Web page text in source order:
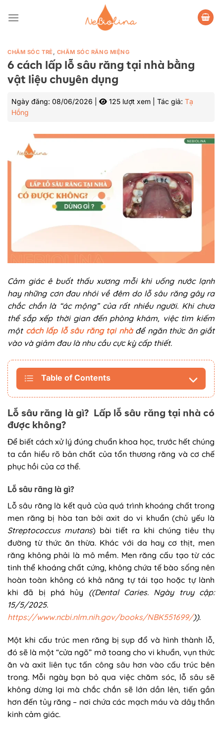
qua
CHĂM SÓC TRẺ, CHĂM SÓC RĂNG MIỆNG
6 cách lấp lỗ sâu răng tại nhà bằng
vật liệu chuyên dụng
Ngày đăng: 08/06/2026 125 lượt xem Tác giả: Tạ
Hồng
Cảm giác ê buốt thấu xương mỗi khi uống nước lạnh
hay những cơn đau nhói về đêm do lỗ sâu răng gây ra
chắc chắn là “ác mộng” của rất nhiều người. Khi chưa
thể sắp xếp thời gian đến phòng khám, việc tìm kiếm
một cách lấp lỗ sâu răng tại nhàđể ngăn thức ăn giắt
vào và giảm đau là nhu cầu cực kỳ cấp thiết.
Table of Contents
Lỗ sâu răng là gì? Lấp lỗ sâu răng tại nhà có
được không?
Để biết cách xử lý đúng chuẩn khoa học, trước hết chúng
ta cần hiểu rõ bản chất của tổn thương răng và cơ chế
phục hồi của cơ thể.
Lỗ sâu răng là gì?
Lỗ sâu răng là kết quả của quá trình khoáng chất trong
men răng bị hòa tan bởi axit do vi khuẩn (chủ yếu là
Streptococcus mutans) bài tiết ra khi chúng tiêu thụ
đường từ thức ăn thừa. Khác với da hay cơ thịt, men
răng không phải là mô mềm. Men răng cấu tạo từ các
tinh thể khoáng chất cứng, không chứa tế bào sống nên
hoàn toàn không có khả năng tự tái tạo hoặc tự lành
khi đã bị phá hủy ((Dental Caries. Ngày truy cập:
15/5/2025.
https://www.ncbi.nlm.nih.gov/books/NBK551699/)).
Một khi cấu trúc men răng bị sụp đổ và hình thành lỗ,
đó sẽ là một “cửa ngõ” mở toang cho vi khuẩn, vụn thức
ăn và axit liên tục tấn công sâu hơn vào cấu trúc bên
trong. Mỗi ngày bạn bỏ qua việc chăm sóc, lỗ sâu sẽ
không dừng lại mà chắc chắn sẽ lớn dần lên, tiến gần
hơn đến tủy răng – nơi chứa các mạch máu và dây thần
kinh cảm giác.